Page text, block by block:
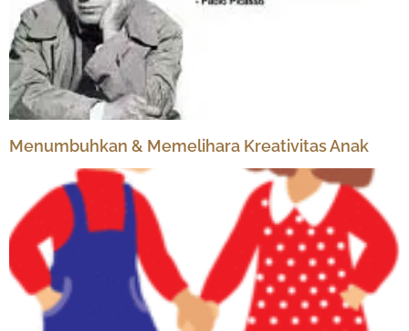
Menumbuhkan & Memelihara Kreativitas Anak